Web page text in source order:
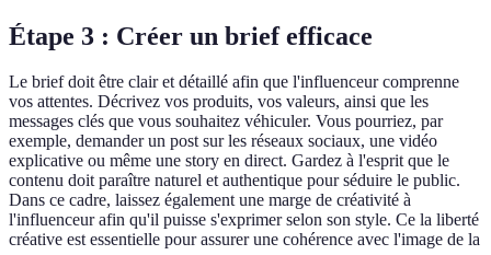
Étape 3 : Créer un brief efficace
Le brief doit être clair et détaillé afin que l'influenceur comprenne
vos attentes. Décrivez vos produits, vos valeurs, ainsi que les
messages clés que vous souhaitez véhiculer. Vous pourriez, par
exemple, demander un post sur les réseaux sociaux, une vidéo
explicative ou même une story en direct. Gardez à l'esprit que le
contenu doit paraître naturel et authentique pour séduire le public.
Dans ce cadre, laissez également une marge de créativité à
l'influenceur afin qu'il puisse s'exprimer selon son style. Ce la liberté
créative est essentielle pour assurer une cohérence avec l'image de la